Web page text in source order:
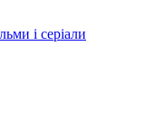
і серіали